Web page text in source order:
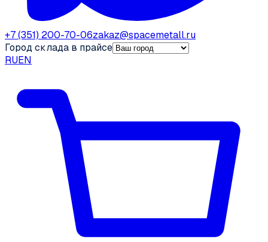
+7 (351) 200-70-06zakaz@spacemetall.ru
Город склада в прайсе
RUEN